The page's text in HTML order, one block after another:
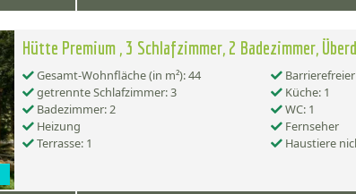
Hütte Premium , 3 Schlafzimmer, 2 Badezimmer,
Gesamt-Wohnfläche (in m²): 44
getrennte Schlafzimmer: 3
Küche: 1
Badezimmer: 2
WC: 1
Heizung
Fernseher
Terrasse: 1
Haustiere